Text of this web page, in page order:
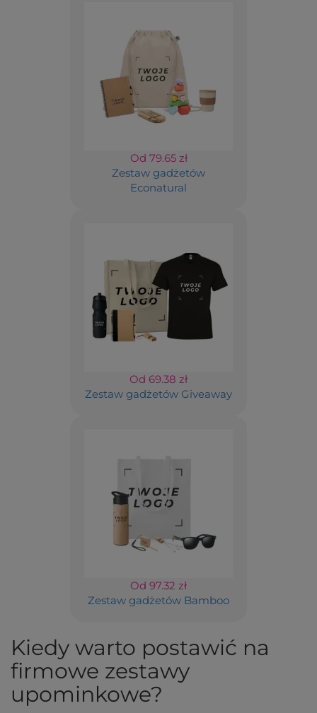
Od 79.65 zł
Zestaw gadżetów
Econatural
Od 69.38 zł
Zestaw gadżetów Giveaway
Od 97.32 zł
Zestaw gadżetów Bamboo
Kiedy warto postawić na
firmowe zestawy
upominkowe?